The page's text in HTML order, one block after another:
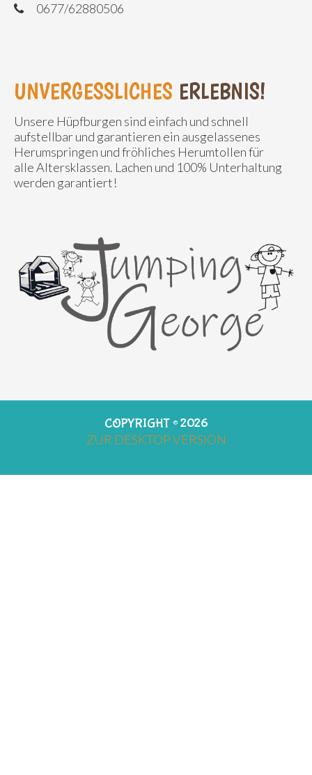
0677/62880506
UNVERGESSLICHES ERLEBNIS!
Unsere Hüpfburgen sind einfach und schnell
aufstellbar und garantieren ein ausgelassenes
Herumspringen und fröhliches Herumtollen für
alle Altersklassen. Lachen und 100% Unterhaltung
werden garantiert!
COPYRIGHT ©2026
ZUR DESKTOP VERSION